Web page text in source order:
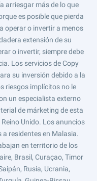
arriesgar más de lo que
es posible que pierda
operar o invertir a menos
extensión de su
o invertir, siempre debe
Los servicios de Copy
su inversión debido a la
riesgos implícitos no le
un especialista externo
de márketing de esta
Unido. Los anuncios
residentes en Malasia.
en territorio de los
Brasil, Curaçao, Timor
Rusia, Ucrania,